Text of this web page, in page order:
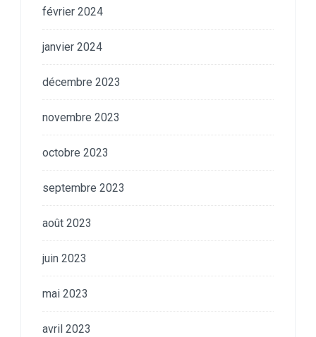
février 2024
janvier 2024
décembre 2023
novembre 2023
octobre 2023
septembre 2023
août 2023
juin 2023
mai 2023
avril 2023